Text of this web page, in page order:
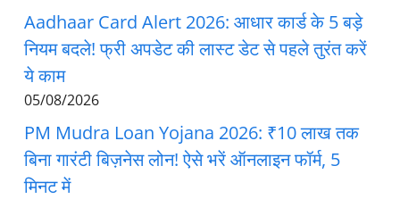
Aadhaar Card Alert 2026: आधार कार्ड के 5 बड़े
नियम बदले! फ्री अपडेट की लास्ट डेट से पहले तुरंत करें
ये काम
05/08/2026
PM Mudra Loan Yojana 2026: ₹10 लाख तक
बिना गारंटी बिज़नेस लोन! ऐसे भरें ऑनलाइन फॉर्म, 5
मिनट में